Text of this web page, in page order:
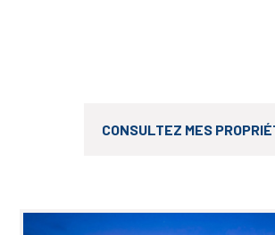
CONSULTEZ MES